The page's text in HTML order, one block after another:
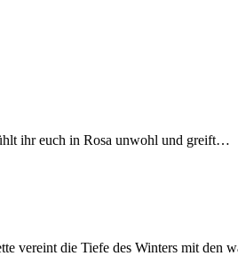
ihr euch in Rosa unwohl und greift…
vereint die Tiefe des Winters mit den